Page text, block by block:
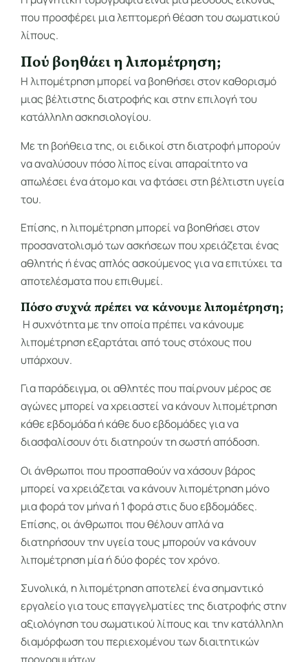
που προσφέρει μια λεπτομερή θέαση του σωματικού
λίπους.
Πού βοηθάει η λιπομέτρηση;
Η λιπομέτρηση μπορεί να βοηθήσει στον καθορισμό
μιας βέλτιστης διατροφής και στην επιλογή του
κατάλληλη ασκησιολογίου.
Με τη βοήθεια της, οι ειδικοί στη διατροφή μπορούν
να αναλύσουν πόσο λίπος είναι απαραίτητο να
απωλέσει ένα άτομο και να φτάσει στη βέλτιστη υγεία
του.
Επίσης, η λιπομέτρηση μπορεί να βοηθήσει στον
προσανατολισμό των ασκήσεων που χρειάζεται ένας
αθλητής ή ένας απλός ασκούμενος για να επιτύχει τα
αποτελέσματα που επιθυμεί.
Πόσο συχνά πρέπει να κάνουμε λιπομέτρηση;
Η συχνότητα με την οποία πρέπει να κάνουμε
λιπομέτρηση εξαρτάται από τους στόχους που
υπάρχουν.
Για παράδειγμα, οι αθλητές που παίρνουν μέρος σε
αγώνες μπορεί να χρειαστεί να κάνουν λιπομέτρηση
κάθε εβδομάδα ή κάθε δυο εβδομάδες για να
διασφαλίσουν ότι διατηρούν τη σωστή απόδοση.
Οι άνθρωποι που προσπαθούν να χάσουν βάρος
μπορεί να χρειάζεται να κάνουν λιπομέτρηση μόνο
μια φορά τον μήνα ή 1 φορά στις δυο εβδομάδες.
Επίσης, οι άνθρωποι που θέλουν απλά να
διατηρήσουν την υγεία τους μπορούν να κάνουν
λιπομέτρηση μία ή δύο φορές τον χρόνο.
Συνολικά, η λιπομέτρηση αποτελεί ένα σημαντικό
εργαλείο για τους επαγγελματίες της διατροφής στην
αξιολόγηση του σωματικού λίπους και την κατάλληλη
διαμόρφωση του περιεχομένου των διαιτητικών